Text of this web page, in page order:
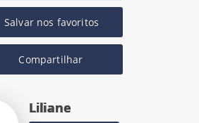
Salvar nos favoritos
Compartilhar
Liliane